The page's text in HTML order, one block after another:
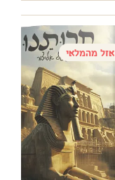
אזל מהמלאי